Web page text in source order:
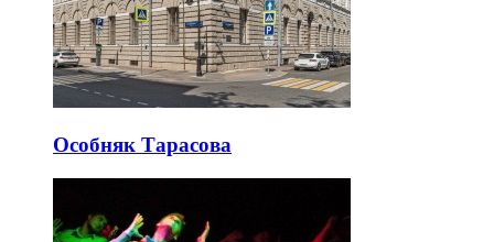
Особняк Тарасова